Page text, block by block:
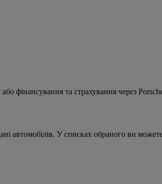
фінансування та страхування через
автомобілів. У списках обраного ви